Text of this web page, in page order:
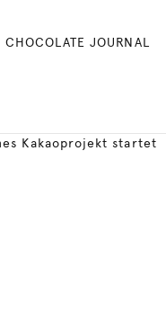
CHOCOLATE JOURNAL
Kakaoprojekt startet